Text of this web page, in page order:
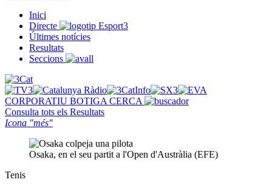
Inici
Directe
Últimes notícies
Resultats
Seccions
CORPORATIU BOTIGA CERCA
Consulta tots els Resultats
Icona "més"
Osaka, en el seu partit a l'Open d'Austràlia (EFE)
Tenis